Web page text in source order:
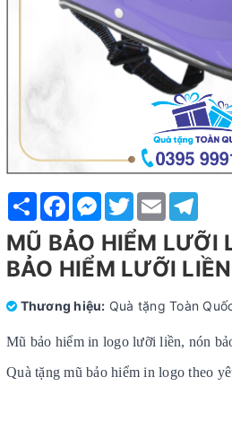
Share FacebookMessenger
TwitterEmail
MŨ BẢO HIỂM LƯỠI
BẢO HIỂM LƯỠI
Thương hiệu: Quà tặng Toàn
Mũ bảo hiểm in logo lưỡi liền, nón
Quà tặng mũ bảo hiểm in logo theo